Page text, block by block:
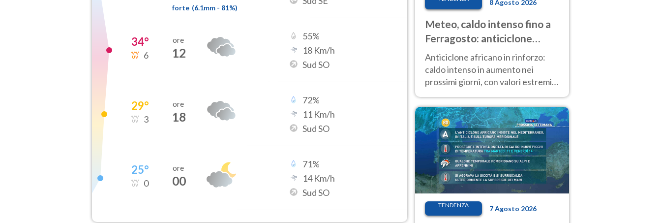
forte (6.1mm - 81%)
34°
6
ore
12
55%
18 Km/h
Sud SO
29°
3
ore
18
72%
11 Km/h
Sud SO
25°
0
ore
00
71%
14Km/h
Sud SO
8 Agosto 2026
Meteo, caldo intenso fino a
Ferragosto: anticiclone
africano ancora
protagonista
Anticiclone africano in rinforzo:
caldo intenso in aumento nei
prossimi giorni, con valori estremi
d’Italia
TENDENZA 7 Agosto 2026